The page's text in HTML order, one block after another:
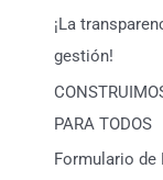
¡La
gestión!
PARA TODOS
Formulario de